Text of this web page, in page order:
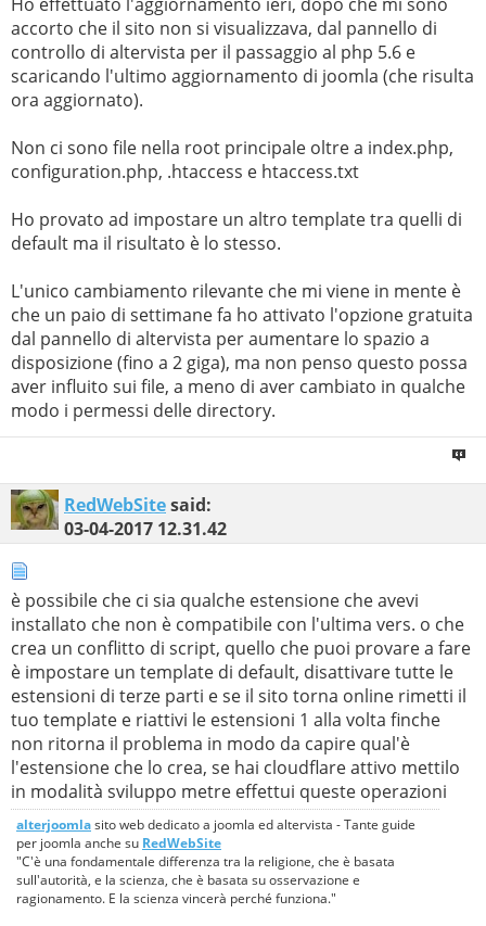
accorto che il sito non si visualizzava, dal pannello di
controllo di altervista per il passaggio al php 5.6 e
scaricando l'ultimo aggiornamento di joomla (che risulta
ora aggiornato).
Non ci sono file nella root principale oltre a index.php,
configuration.php, .htaccess e htaccess.txt
Ho provato ad impostare un altro template tra quelli di
default ma il risultato è lo stesso.
L'unico cambiamento rilevante che mi viene in mente è
che un paio di settimane fa ho attivato l'opzione gratuita
dal pannello di altervista per aumentare lo spazio a
disposizione (fino a 2 giga), ma non penso questo possa
aver influito sui file, a meno di aver cambiato in qualche
modo i permessi delle directory.
RedWebSitesaid:
03-04-2017 12.31.42
è possibile che ci sia qualche estensione che avevi
installato che non è compatibile con l'ultima vers. o che
crea un conflitto di script, quello che puoi provare a fare
è impostare un template di default, disattivare tutte le
estensioni di terze parti e se il sito torna online rimetti il
tuo template e riattivi le estensioni 1 alla volta finche
non ritorna il problema in modo da capire qual'è
l'estensione che lo crea, se hai cloudflare attivo mettilo
in modalità sviluppo metre effettui queste operazioni
alterjoomlasito web dedicato a joomla ed altervista - Tante guide
per joomla anche su RedWebSite
"C'è una fondamentale differenza tra la religione, che è basata
sull'autorità, e la scienza, che è basata su osservazione e
ragionamento. E la scienza vincerà perché funziona."